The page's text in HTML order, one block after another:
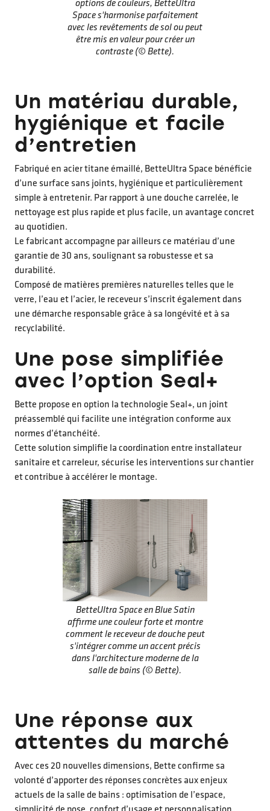
options de couleurs, BetteUltra
Space s'harmonise parfaitement
avec les revêtements de sol ou peut
être mis en valeur pour créer un
contraste (© Bette).
Un matériau durable,
hygiénique et facile
d’entretien
Fabriqué en acier titane émaillé, BetteUltra Space bénéficie
d’une surface sans joints, hygiénique et particulièrement
simple à entretenir. Par rapport à une douche carrelée, le
nettoyage est plus rapide et plus facile, un avantage concret
au quotidien.
Le fabricant accompagne par ailleurs ce matériau d’une
garantie de 30 ans, soulignant sa robustesse et sa
durabilité.
Composé de matières premières naturelles telles que le
verre, l’eau et l’acier, le receveur s’inscrit également dans
une démarche responsable grâce à sa longévité et à sa
recyclabilité.
Une pose simplifiée
avec l’option Seal+
Bette propose en option la technologie Seal+, un joint
préassemblé qui facilite une intégration conforme aux
normes d’étanchéité.
Cette solution simplifie la coordination entre installateur
sanitaire et carreleur, sécurise les interventions sur chantier
et contribue à accélérer le montage.
BetteUltra Space en Blue Satin
affirme une couleur forte et montre
comment le receveur de douche peut
s'intégrer comme un accent précis
dans l'architecture moderne de la
salle de bains (© Bette).
Une réponse aux
attentes du marché
Avec ces 20 nouvelles dimensions, Bette confirme sa
volonté d’apporter des réponses concrètes aux enjeux
actuels de la salle de bains : optimisation de l’espace,